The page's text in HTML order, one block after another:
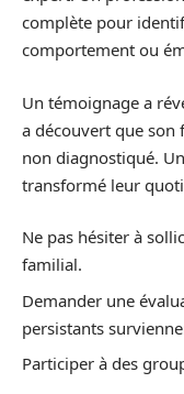
complète pour
comportement ou
Un témoignage a
a découvert que son
non diagnostiqué.
transformé leur
Ne pas hésiter à
familial.
Demander une
persistants
Participer à des